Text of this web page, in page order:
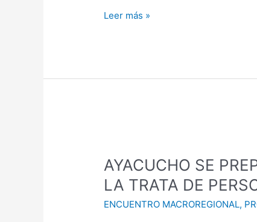
Leer más »
AYACUCHO SE
LA TRATA DE
ENCUENTRO MACROREGIONAL,
PREPARA
PARA
EL
II